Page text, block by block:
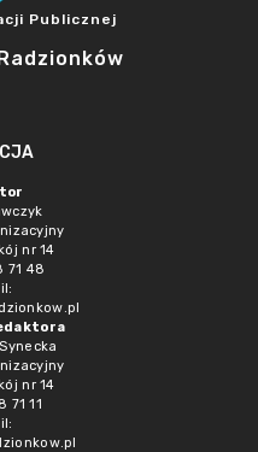
Publicznej
nr 14
71 48
nr 14
71 11